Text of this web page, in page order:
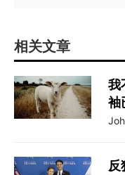
相关文章
我
袖
反